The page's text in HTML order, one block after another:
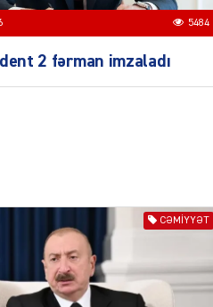
2178
Hüseyn Həsənov haqqında
həbs qərarı verildi –
5484
2 fərman imzaladı
CƏMIYYƏT